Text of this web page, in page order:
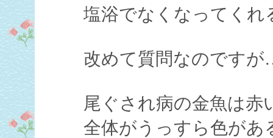
塩浴でなくなってくれ
改めて質問なのです
尾ぐされ病の金魚は赤
全体がうっすら色があ